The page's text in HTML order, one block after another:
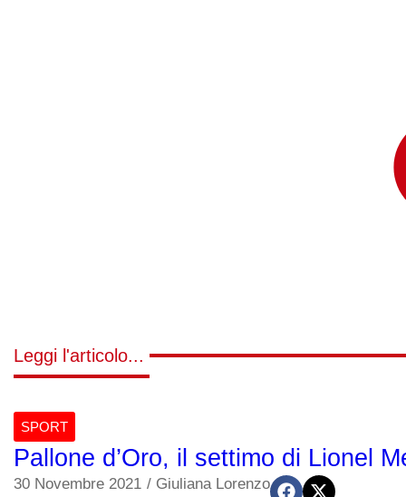
Leggi l'articolo...
SPORT
Pallone d’Oro, il settimo di Lionel
30 Novembre 2021 / Giuliana Lorenzo